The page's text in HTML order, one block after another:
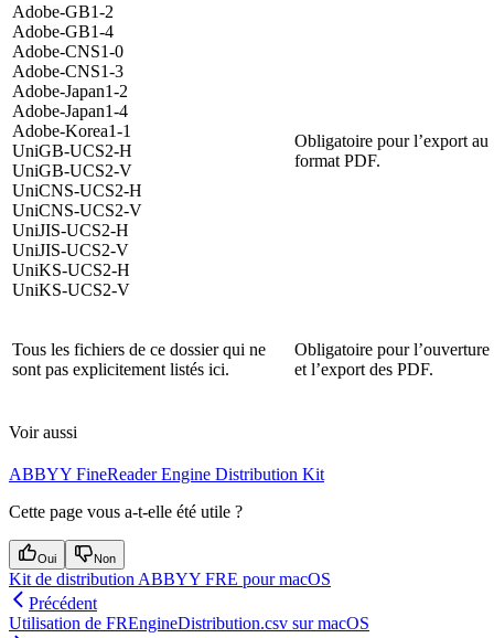
Adobe-GB1-2
Adobe-GB1-4
Adobe-CNS1-0
Adobe-CNS1-3
Adobe-Japan1-2
Adobe-Japan1-4
Adobe-Korea1-1
UniGB-UCS2-H
UniGB-UCS2-V
UniCNS-UCS2-H
UniCNS-UCS2-V
UniJIS-UCS2-H
UniJIS-UCS2-V
UniKS-UCS2-H
UniKS-UCS2-V
Obligatoire pour l’export au
format PDF.
Tous les fichiers de ce dossier qui ne
sont pas explicitement listés ici.
Obligatoire pour l’ouverture
et l’export des PDF.
Voir aussi
ABBYY FineReader Engine Distribution Kit
Cette page vous a-t-elle été utile ?
Oui Non
Kit de distribution ABBYY FRE pour macOS
Précédent
Utilisation de FREngineDistribution.csv sur macOS